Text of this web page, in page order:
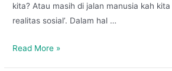
kita? Atau masih di jalan manusia kah kita
realitas sosial’. Dalam hal …
Read More »